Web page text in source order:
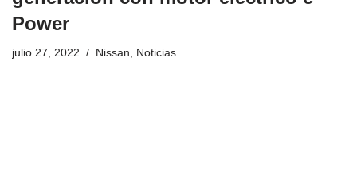
Power
julio 27, 2022 Nissan, Noticias